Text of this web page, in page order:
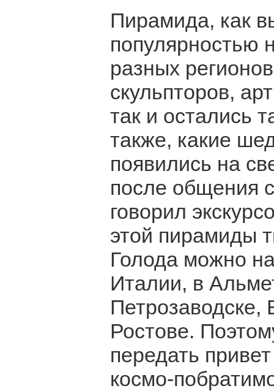
Пирамида, как
популярностью
разных
скульпторов,
так и остались
также, какие
появились на
после общения
говорил
этой пирамиды
Голода можно
Италии, в
Петрозаводске,
Ростове.
передать
космо-